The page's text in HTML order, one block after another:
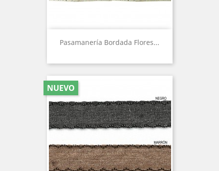
Pasamanería Bordada Flores...
NUEVO